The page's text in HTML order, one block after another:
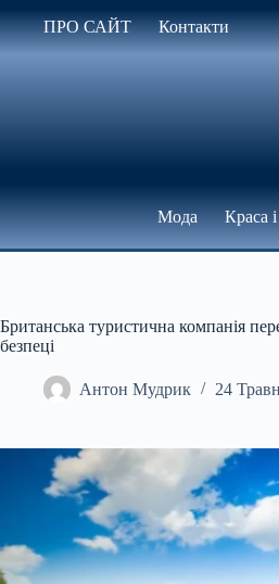
до
вмісту
ПРО САЙТ Контакти
Мода Краса
Британська туристична компанія
безпеці
Антон Мудрик 24